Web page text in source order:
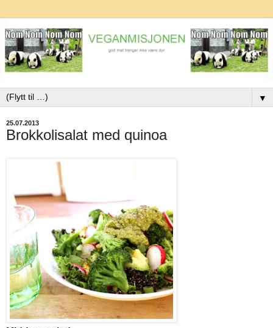
▼
25.07.2013
Brokkolisalat med quinoa